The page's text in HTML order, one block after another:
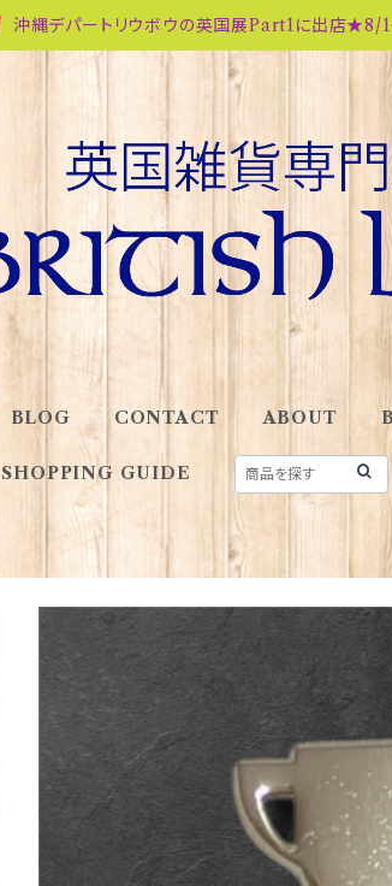
沖縄デパートリウボウの英国展Part1に出店★8/
BLOG CONTACT ABOUT
SHOPPING GUIDE